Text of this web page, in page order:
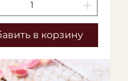
в корзину